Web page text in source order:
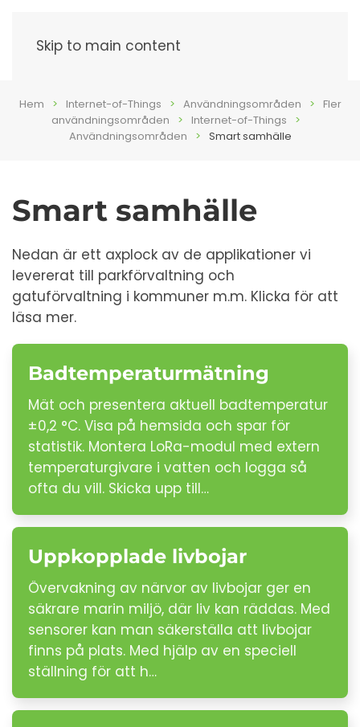
Skip to main content
Hem Internet-of-Things Användningsområden
Fler
användningsområden
Internet-of-Things
Användningsområden
Smart samhälle
Smart samhälle
Nedan är ett axplock av de applikationer vi
levererat till parkförvaltning och
gatuförvaltning i kommuner m.m. Klicka för att
läsa mer.
Badtemperaturmätning
Mät och presentera aktuell badtemperatur
±0,2 °C. Visa på hemsida och spar för
statistik. Montera LoRa-modul med extern
temperaturgivare i vatten och logga så
ofta du vill. Skicka upp till…
Uppkopplade livbojar
Övervakning av närvor av livbojar ger en
säkrare marin miljö, där liv kan räddas. Med
sensorer kan man säkerställa att livbojar
finns på plats. Med hjälp av en speciell
ställning för att h…